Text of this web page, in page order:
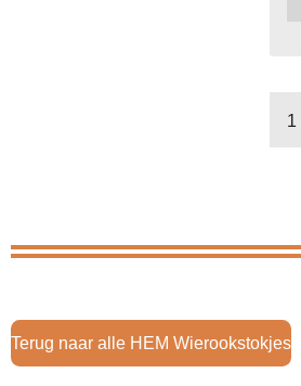
Terug naar alle HEM Wierookstokjes